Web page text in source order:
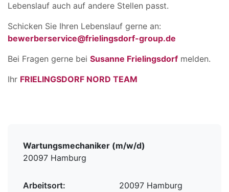
Lebenslauf auch auf andere Stellen passt.
Schicken Sie Ihren Lebenslauf gerne an:
bewerberservice@frielingsdorf-group.de
Bei Fragen gerne bei Susanne Frielingsdorf melden.
Ihr FRIELINGSDORF NORD TEAM
Wartungsmechaniker (m/w/d)
20097 Hamburg
Arbeitsort: 20097 Hamburg